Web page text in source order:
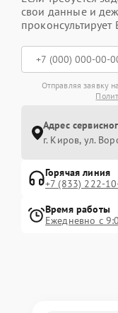
свои данные и
проконсультирует
Отправляя заявку
Адрес
г. Киров, ул.
Горячая линия
+7 (833) 222-
Время работы
Ежедневно с